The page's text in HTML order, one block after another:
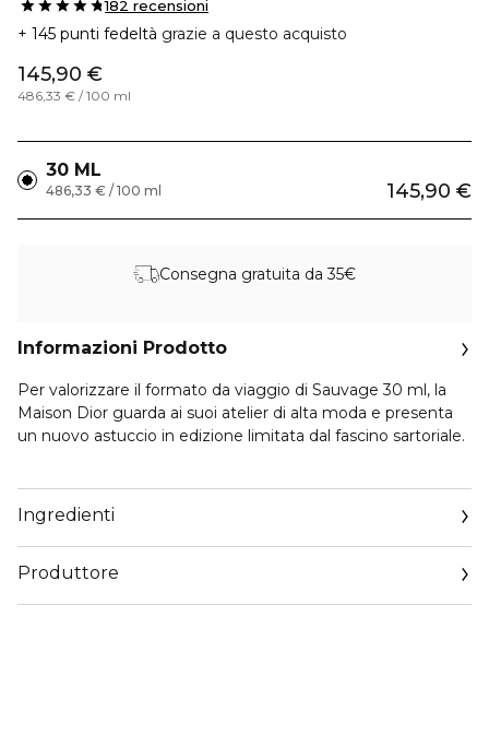
182 recensioni
145 punti fedeltà grazie a questo acquisto
145,90 €
486,33 € / 100 ml
30 ML
145,90 €
486,33 € / 100 ml
Consegna gratuita da 35€
Informazioni Prodotto
Per valorizzare il formato da viaggio di Sauvage 30 ml, la
Maison Dior guarda ai suoi atelier di alta moda e presenta
un nuovo astuccio in edizione limitata dal fascino sartoriale.
toilette, l’intensa eau de parfum oppure l’avvolgente
parfum. Porta con te il tuo profumo da uomo preferito,
ovunque vai.
Ingredienti
Produttore